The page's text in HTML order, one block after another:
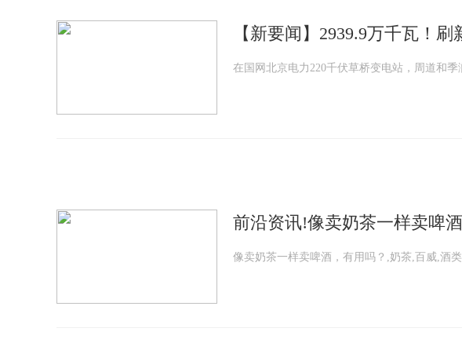
【新要闻】2939.9万千瓦！
在国网北京电力220千伏草桥变电站，周道和
前沿资讯!像卖奶茶一样卖啤
像卖奶茶一样卖啤酒，有用吗？,奶茶,百威,酒